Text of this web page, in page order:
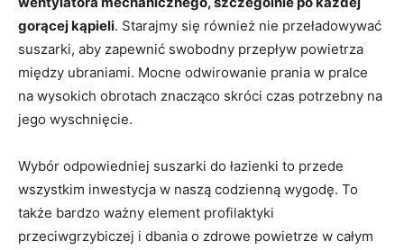
gorącej kąpieli. Starajmy się również nie przeładowywać
suszarki, aby zapewnić swobodny przepływ powietrza
między ubraniami. Mocne odwirowanie prania w pralce
na wysokich obrotach znacząco skróci czas potrzebny na
jego wyschnięcie.
Wybór odpowiedniej suszarki do łazienki to przede
wszystkim inwestycja w naszą codzienną wygodę. To
także bardzo ważny element profilaktyki
przeciwgrzybiczej i dbania o zdrowe powietrze w całym